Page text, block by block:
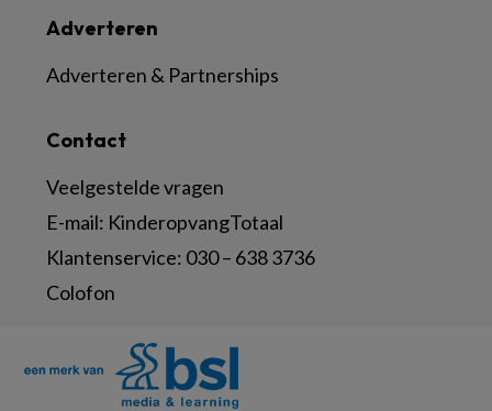
Contact
Veelgestelde vragen
E-mail: KinderopvangTotaal
Klantenservice: 030 – 638 3736
Colofon
Adverteren
Adverteren & Partnerships